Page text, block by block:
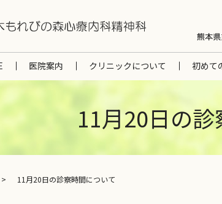
医院案内 クリニックについて 初めて
11月20日の
11月20日の診察時間について